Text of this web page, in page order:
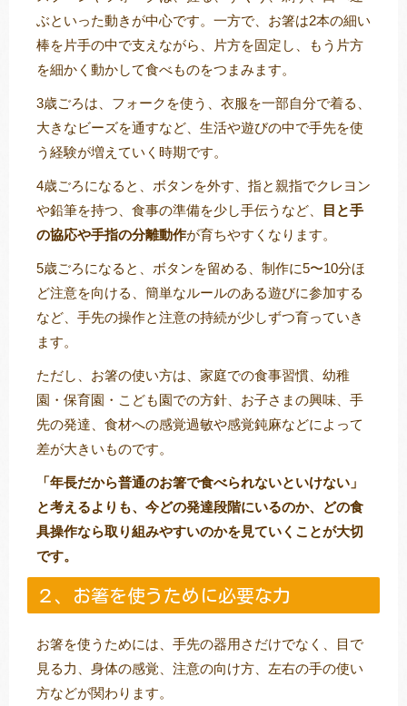
ぶといった動きが中心です。一方で、お箸は2本の細い
棒を片手の中で支えながら、片方を固定し、もう片方
を細かく動かして食べものをつまみます。
3歳ごろは、フォークを使う、衣服を一部自分で着る、
大きなビーズを通すなど、生活や遊びの中で手先を使
う経験が増えていく時期です。
4歳ごろになると、ボタンを外す、指と親指でクレヨン
や鉛筆を持つ、食事の準備を少し手伝うなど、
目と手
の協応や手指の分離動作が育ちやすくなります。
5歳ごろになると、ボタンを留める、制作に5〜10分ほ
ど注意を向ける、簡単なルールのある遊びに参加する
など、手先の操作と注意の持続が少しずつ育っていき
ます。
ただし、お箸の使い方は、家庭での食事習慣、幼稚
園・保育園・こども園での方針、お子さまの興味、手
先の発達、食材への感覚過敏や感覚鈍麻などによって
差が大きいものです。
「年長だから普通のお箸で食べられないといけない」
と考えるよりも、今どの発達段階にいるのか、どの食
具操作なら取り組みやすいのかを見ていくことが大切
です。
２、お箸を使うために必要な力
お箸を使うためには、手先の器用さだけでなく、目で
見る力、身体の感覚、注意の向け方、左右の手の使い
方などが関わります。